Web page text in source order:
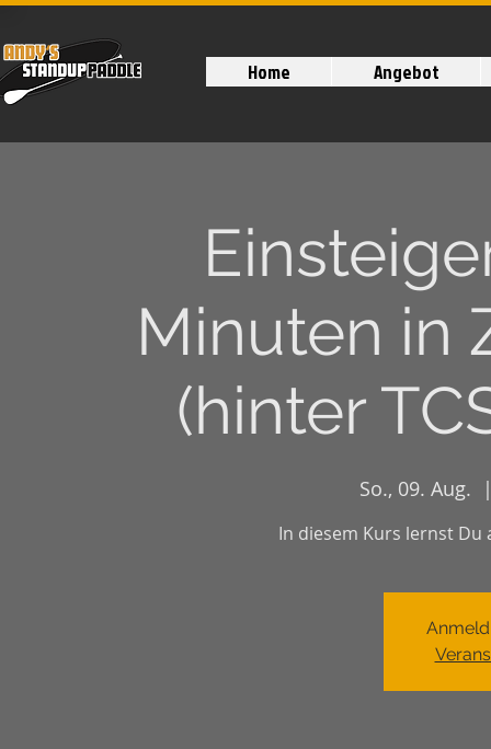
Home Angebot
Minuten in
(hinter
So., 09. Aug.
In diesem Kurs lernst Du